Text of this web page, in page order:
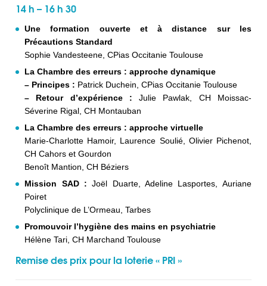
14 h – 16 h 30
Une formation ouverte et à distance sur les
Précautions Standard
Sophie Vandesteene, CPias Occitanie Toulouse
La Chambre des erreurs : approche dynamique
– Principes : Patrick Duchein, CPias Occitanie Toulouse
– Retour d’expérience :Julie Pawlak, CH Moissac-
Séverine Rigal, CH Montauban
La Chambre des erreurs : approche virtuelle
Marie-Charlotte Hamoir, Laurence Soulié, Olivier Pichenot,
CH Cahors et Gourdon
Benoît Mantion, CH Béziers
Mission SAD :Joël Duarte, Adeline Lasportes, Auriane
Poiret
Polyclinique de L’Ormeau, Tarbes
Promouvoir l’hygiène des mains en psychiatrie
Hélène Tari, CH Marchand Toulouse
Remise des prix pour la loterie « PRI »